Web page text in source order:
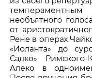
необъятного
от
Рене в операх
«Иоланта» до
Садко»
Алеко в